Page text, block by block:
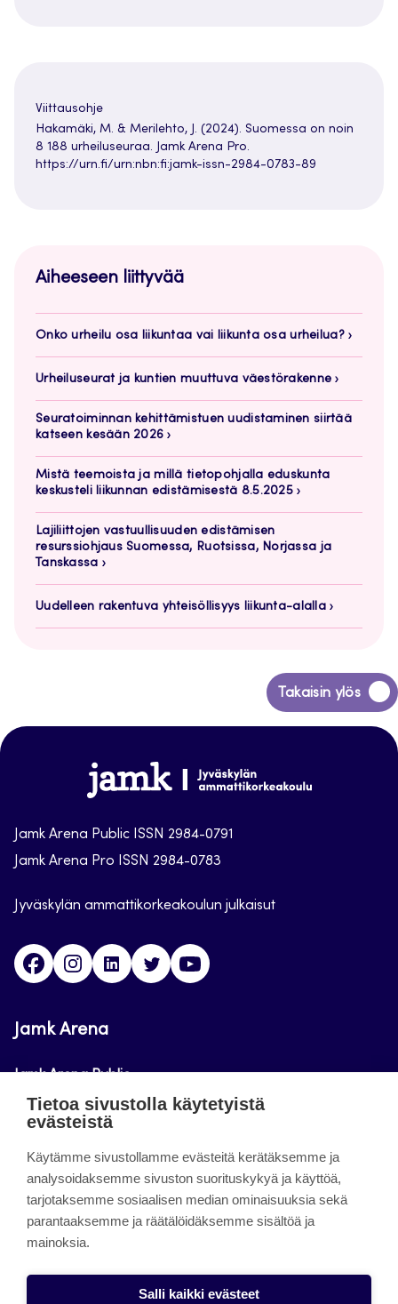
Viittausohje
Hakamäki, M. & Merilehto, J. (2024). Suomessa on noin
8 188 urheiluseuraa. Jamk Arena Pro.
https://urn.fi/urn:nbn:fi:jamk-issn-2984-0783-89
Aiheeseen liittyvää
Onko urheilu osa liikuntaa vai liikunta osa urheilua?
Urheiluseurat ja kuntien muuttuva väestörakenne
Seuratoiminnan kehittämistuen uudistaminen siirtää
katseen kesään 2026
Mistä teemoista ja millä tietopohjalla eduskunta
keskusteli liikunnan edistämisestä 8.5.2025
Lajiliittojen vastuullisuuden edistämisen
resurssiohjaus Suomessa, Ruotsissa, Norjassa ja
Tanskassa
Uudelleen rakentuva yhteisöllisyys liikunta-alalla
Takaisin ylös
Siirry
takaisin
Jamk
Arena
Jamk Arena Public ISSN 2984-0791
Jamk Arena Pro ISSN 2984-0783
Jyväskylän ammattikorkeakoulun julkaisut
FacebookInstagramLinkedinTwitter
Jamk Arena
Jamk Arena Public
Jamk Arena Pro
Tietoa sivustosta
Saavutettavuusseloste
Tietoa sivustolla käytetyistä
evästeistä
Käytämme sivustollamme evästeitä kerätäksemme ja
analysoidaksemme sivuston suorituskykyä ja käyttöä,
tarjotaksemme sosiaalisen median ominaisuuksia sekä
parantaaksemme ja räätälöidäksemme sisältöä ja
mainoksia.
Salli kaikki evästeet